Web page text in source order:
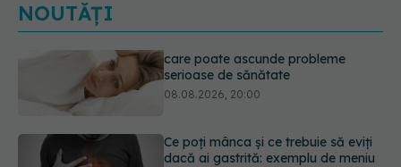
NOUTĂȚI
Ce poți mânca și ce trebuie să eviți
dacă ai gastrită: exemplu de meniu